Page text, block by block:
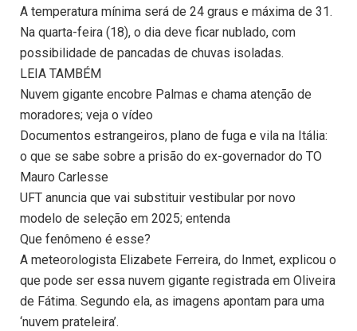
A temperatura mínima será de 24 graus e máxima de 31.
Na quarta-feira (18), o dia deve ficar nublado, com
possibilidade de pancadas de chuvas isoladas.
LEIA TAMBÉM
Nuvem gigante encobre Palmas e chama atenção de
moradores; veja o vídeo
Documentos estrangeiros, plano de fuga e vila na Itália:
o que se sabe sobre a prisão do ex-governador do TO
Mauro Carlesse
UFT anuncia que vai substituir vestibular por novo
modelo de seleção em 2025; entenda
Que fenômeno é esse?
A meteorologista Elizabete Ferreira, do Inmet, explicou o
que pode ser essa nuvem gigante registrada em Oliveira
de Fátima. Segundo ela, as imagens apontam para uma
‘nuvem prateleira’.